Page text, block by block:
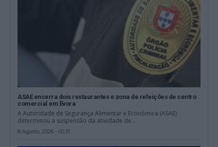
ASAE encerra dois restaurantes e zona de refeições de centro
comercial em Évora
A Autoridade de Segurança Alimentar e Económica (ASAE)
determinou a suspensão da atividade de...
8 Agosto, 2026 - 00:31